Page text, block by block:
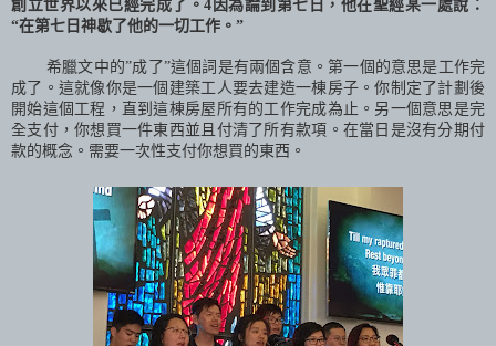
創立世界以來已經完成了。4 因為論到第七日，他在聖經某一處說：
“在第七日神歇了他的一切工作。”
希臘文中的”成了”這個詞是有兩個含意。第一個的意思是工作完
成了。這就像你是一個建築工人要去建造一棟房子。你制定了計劃後
開始這個工程，直到這棟房屋所有的工作完成為止。另一個意思是完
全支付，你想買一件東西並且付清了所有款項。在當日是沒有分期付
款的概念。需要一次性支付你想買的東西。